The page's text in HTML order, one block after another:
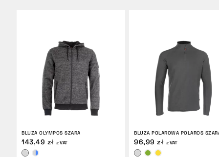
BLUZA OLYMPOS SZARA
143,49 zł z VAT
BLUZA POLAROWA POLAROS
96,99 zł z VAT